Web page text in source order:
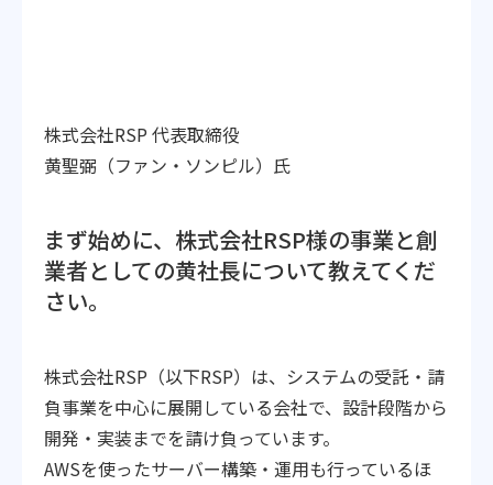
株式会社RSP 代表取締役
黄聖弼（ファン・ソンピル）氏
まず始めに、株式会社RSP様の事業と創
業者としての黄社長について教えてくだ
さい。
株式会社RSP（以下RSP）は、システムの受託・請
負事業を中心に展開している会社で、設計段階から
開発・実装までを請け負っています。
AWSを使ったサーバー構築・運用も行っているほ